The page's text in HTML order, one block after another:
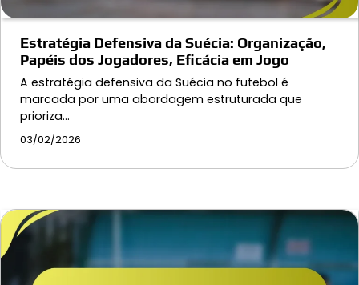
Estratégia Defensiva da Suécia: Organização,
Papéis dos Jogadores, Eficácia em Jogo
A estratégia defensiva da Suécia no futebol é
marcada por uma abordagem estruturada que
prioriza…
03/02/2026